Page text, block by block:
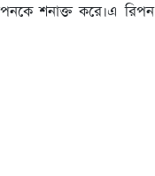
শনাক্ত করে।এ রিপন